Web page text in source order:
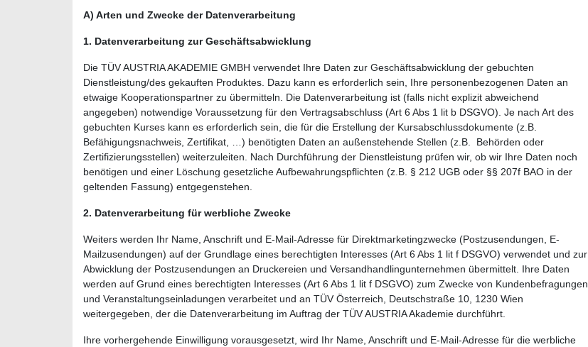
A) Arten und Zwecke der Datenverarbeitung
1. Datenverarbeitung zur Geschäftsabwicklung
Die TÜV AUSTRIA AKADEMIE GMBH verwendet Ihre Daten zur Geschäftsabwicklung der gebuchten
Dienstleistung/des gekauften Produktes. Dazu kann es erforderlich sein, Ihre personenbezogenen Daten an
etwaige Kooperationspartner zu übermitteln. Die Datenverarbeitung ist (falls nicht explizit abweichend
angegeben) notwendige Voraussetzung für den Vertragsabschluss (Art 6 Abs 1 lit b DSGVO). Je nach Art des
gebuchten Kurses kann es erforderlich sein, die für die Erstellung der Kursabschlussdokumente (z.B.
Befähigungsnachweis, Zertifikat, …) benötigten Daten an außenstehende Stellen (z.B. Behörden oder
Zertifizierungsstellen) weiterzuleiten. Nach Durchführung der Dienstleistung prüfen wir, ob wir Ihre Daten noch
benötigen und einer Löschung gesetzliche Aufbewahrungspflichten (z.B. § 212 UGB oder §§ 207f BAO in der
geltenden Fassung) entgegenstehen.
2. Datenverarbeitung für werbliche Zwecke
Weiters werden Ihr Name, Anschrift und E-Mail-Adresse für Direktmarketingzwecke (Postzusendungen, E-
Mailzusendungen) auf der Grundlage eines berechtigten Interesses (Art 6 Abs 1 lit f DSGVO) verwendet und zur
Abwicklung der Postzusendungen an Druckereien und Versandhandlingunternehmen übermittelt. Ihre Daten
werden auf Grund eines berechtigten Interesses (Art 6 Abs 1 lit f DSGVO) zum Zwecke von Kundenbefragungen
und Veranstaltungseinladungen verarbeitet und an TÜV Österreich, Deutschstraße 10, 1230 Wien
weitergegeben, der die Datenverarbeitung im Auftrag der TÜV AUSTRIA Akademie durchführt.
Ihre vorhergehende Einwilligung vorausgesetzt, wird Ihr Name, Anschrift und E-Mail-Adresse für die werbliche